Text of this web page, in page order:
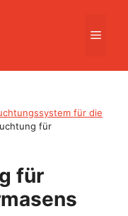
für die
für
für